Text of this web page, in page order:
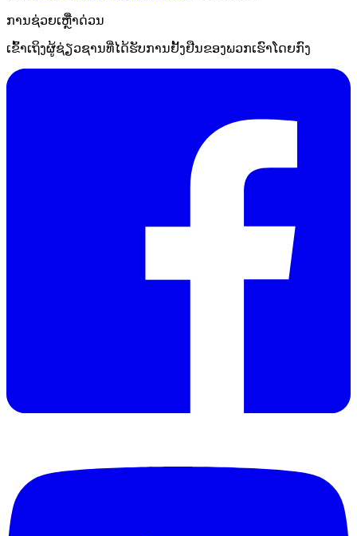
ການຊ່ວຍເຫຼືໍາດ່ວນ
ເຂົ້າເຖິງຜູ້ຊ່ຽວຊານທີ່ໄດ້ຮັບການຢັ້ງຢືນຂອງພວກເຮົາໂດຍກົງ